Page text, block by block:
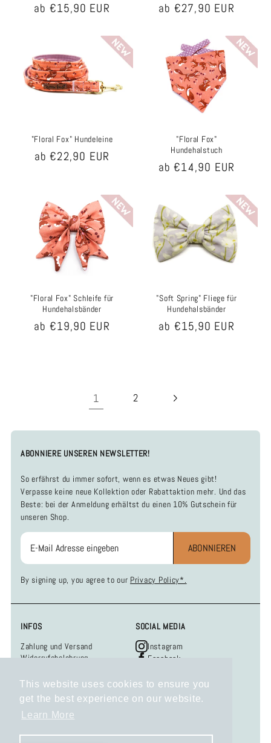
This website uses cookies to ensure you
get the best experience on our website.
Learn More
Normaler
ab €15,90 EUR
Normaler
ab €27,90 EUR
"Floral Fox" Hundeleine
Normaler
ab €22,90 EUR
"Floral Fox"
Hundehalstuch
Normaler
ab €14,90 EUR
"Floral Fox" Schleife für
Hundehalsbänder
Normaler
ab €19,90 EUR
"Soft Spring" Fliege für
Hundehalsbänder
Normaler
ab €15,90 EUR
1 2
ABONNIERE UNSEREN NEWSLETTER!
So erfährst du immer sofort, wenn es etwas Neues gibt!
Verpasse keine neue Kollektion oder Rabattaktion mehr. Und das
Beste: bei der Anmeldung erhältst du einen 10% Gutschein für
unseren Shop.
ABONNIEREN
By signing up, you agree to our Privacy Policy*.
INFOS
Zahlung und Versand
Widerrufsbelehrung
AGB
Impressum
SOCIAL MEDIA
Instagram
Facebook
KONTAKT
Hast du Fragen, Anregungen oder Wünsche?